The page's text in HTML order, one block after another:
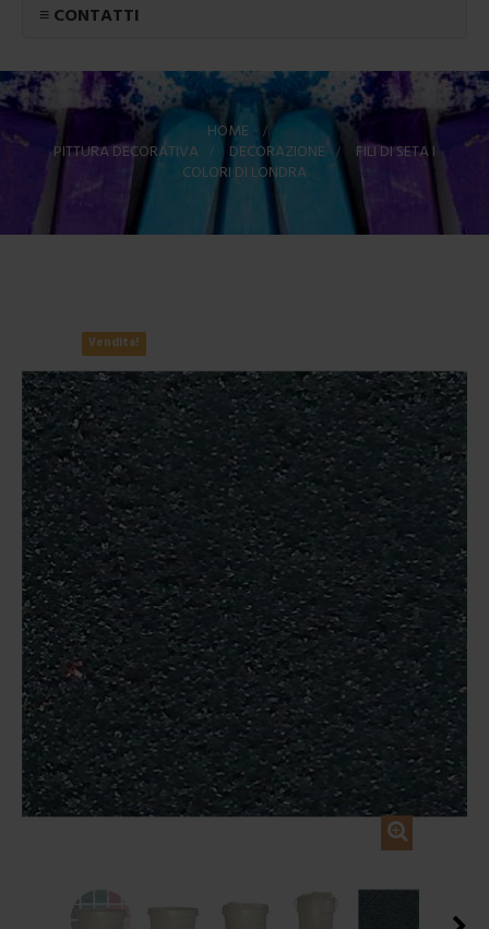
≡ CONTATTI
HOME
>
PITTURA DECORATIVA > DECORAZIONE >
FILI DI SETA I
COLORI DI LONDRA
Vendita!